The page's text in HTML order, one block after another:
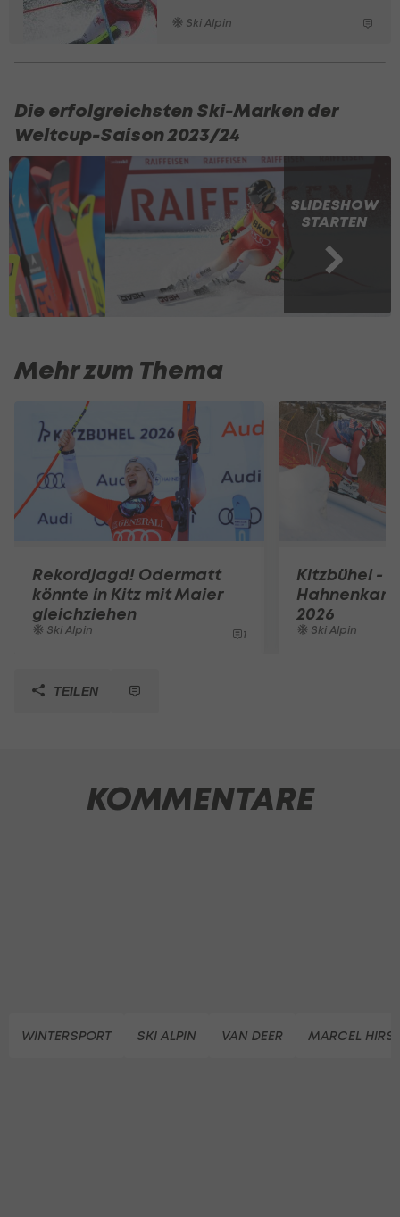
Ski Alpin
Die erfolgreichsten Ski-Marken der
Weltcup-Saison 2023/24
SLIDESHOW
STARTEN
Mehr zum Thema
Rekordjagd! Odermatt
könnte in Kitz mit Maier
gleichziehen
Ski Alpin 1
Kitzbühel -
2026
Ski Alpin
TEILEN
KOMMENTARE
WINTERSPORT SKI ALPIN VAN DEER MARCEL